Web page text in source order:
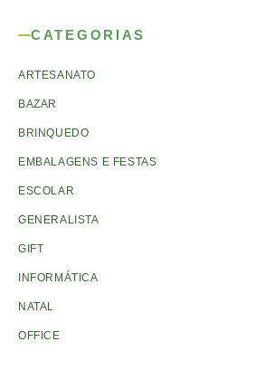
CATEGORIAS
ARTESANATO
BAZAR
BRINQUEDO
EMBALAGENS E FESTAS
ESCOLAR
GENERALISTA
GIFT
INFORMÁTICA
NATAL
OFFICE